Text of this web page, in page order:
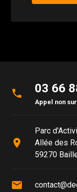
phone 03 66
Appel non
place
Parc
Allée des
59270
mail